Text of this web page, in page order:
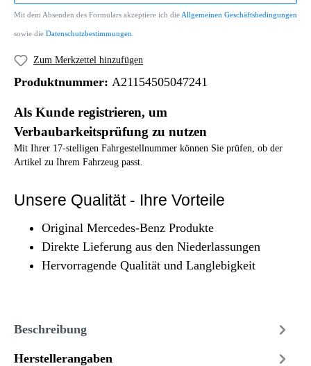
Mit dem Absenden des Formulars akzeptiere ich die Allgemeinen Geschäftsbedingungen
sowie die Datenschutzbestimmungen
Zum Merkzettel hinzufügen
Produktnummer: A21154505047241
Als Kunde registrieren, um
Verbaubarkeitsprüfung zu nutzen
Mit Ihrer 17-stelligen Fahrgestellnummer können Sie prüfen, ob der
Artikel zu Ihrem Fahrzeug passt.
Unsere Qualität - Ihre Vorteile
Original Mercedes-Benz Produkte
Direkte Lieferung aus den Niederlassungen
Hervorragende Qualität und Langlebigkeit
Beschreibung
Herstellerangaben